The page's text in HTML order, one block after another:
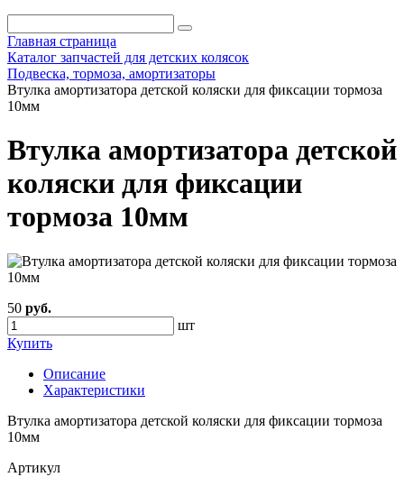
Главная страница
Каталог запчастей для детских колясок
Подвеска, тормоза, амортизаторы
Втулка амортизатора детской коляски для фиксации тормоза
10мм
Втулка амортизатора детской
коляски для фиксации
тормоза 10мм
50 руб.
шт
Купить
Описание
Характеристики
Втулка амортизатора детской коляски для фиксации тормоза
10мм
Артикул